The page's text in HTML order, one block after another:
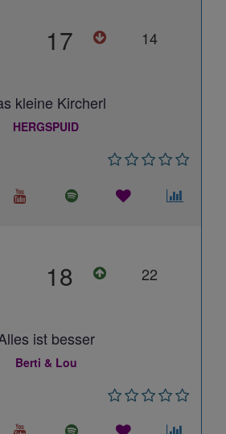
17 14
kleine Kircherl
HERGSPUID
18 22
ist besser
Berti & Lou